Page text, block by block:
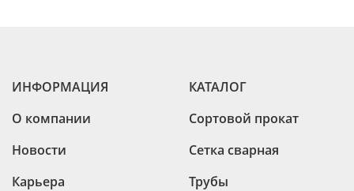
ИНФОРМАЦИЯ
О компании
Новости
Карьера
КАТАЛОГ
Сортовой прокат
Сетка сварная
Трубы